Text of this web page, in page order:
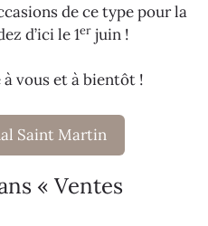
de ce type pour la
d’ici le 1er juin !
vous et à bientôt !
Saint Martin
« Ventes